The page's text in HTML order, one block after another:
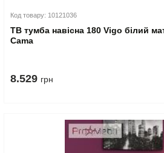
Код товару: 10121036
ТВ тумба навісна 180 Vigo білий
Cama
8.529 грн